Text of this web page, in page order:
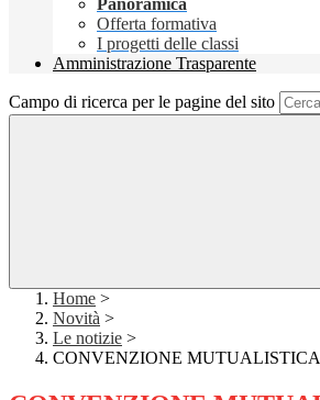
Panoramica
Offerta formativa
I progetti delle classi
Amministrazione Trasparente
Campo di ricerca per le pagine del sito
Home >
Novità >
Le notizie >
CONVENZIONE